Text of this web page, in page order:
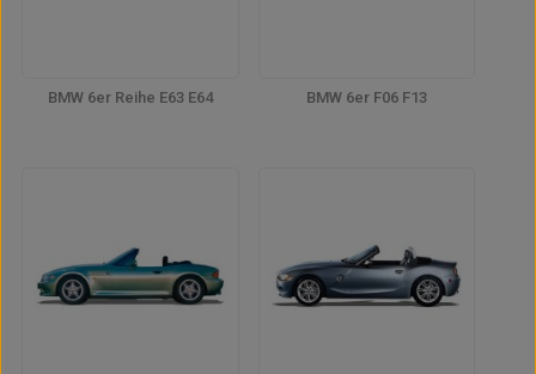
BMW 6er Reihe E63 E64 BMW 6er F06 F13